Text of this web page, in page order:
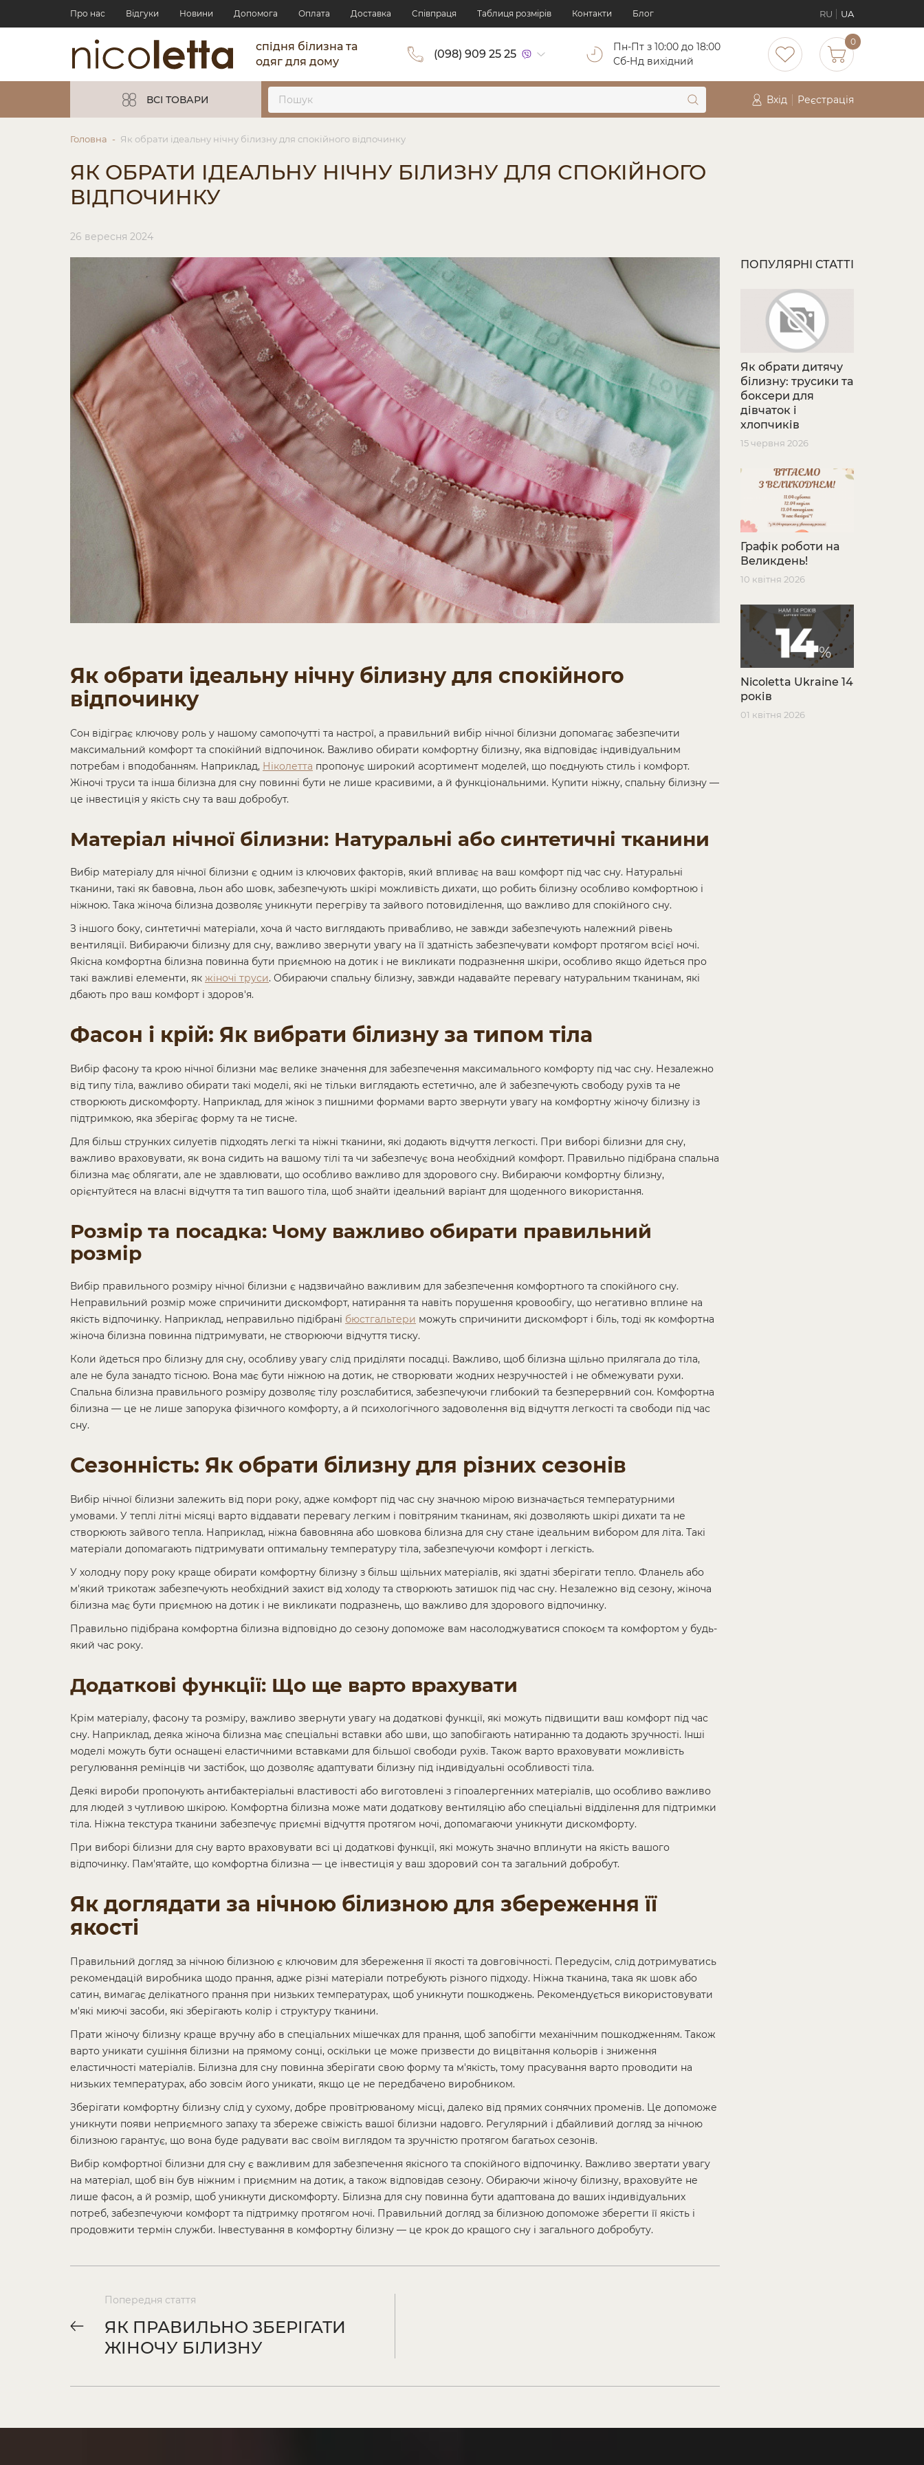
Про нас Відгуки Новини Допомога Оплата Доставка Cпівпраця Таблиця розмірів Контакти Блог RU UA
спідня білизна та
одяг для дому
(098) 909 25 25
Пн-Пт з 10:00 до 18:00
Cб-Нд вихідний
0
ВСІ ТОВАРИ Вхід Реєстрація
Головна Як обрати ідеальну нічну білизну для спокійного відпочинку
ЯК ОБРАТИ ІДЕАЛЬНУ НІЧНУ БІЛИЗНУ ДЛЯ СПОКІЙНОГО
ВІДПОЧИНКУ
26 вересня 2024
Як обрати ідеальну нічну білизну для спокійного
відпочинку
Сон відіграє ключову роль у нашому самопочутті та настрої, а правильний вибір нічної білизни допомагає забезпечити
максимальний комфорт та спокійний відпочинок. Важливо обирати комфортну білизну, яка відповідає індивідуальним
потребам і вподобанням. Наприклад, Ніколетта пропонує широкий асортимент моделей, що поєднують стиль і комфорт.
Жіночі труси та інша білизна для сну повинні бути не лише красивими, а й функціональними. Купити ніжну, спальну білизну —
це інвестиція у якість сну та ваш добробут.
Матеріал нічної білизни: Натуральні або синтетичні тканини
Вибір матеріалу для нічної білизни є одним із ключових факторів, який впливає на ваш комфорт під час сну. Натуральні
тканини, такі як бавовна, льон або шовк, забезпечують шкірі можливість дихати, що робить білизну особливо комфортною і
ніжною. Така жіноча білизна дозволяє уникнути перегріву та зайвого потовиділення, що важливо для спокійного сну.
З іншого боку, синтетичні матеріали, хоча й часто виглядають привабливо, не завжди забезпечують належний рівень
вентиляції. Вибираючи білизну для сну, важливо звернути увагу на її здатність забезпечувати комфорт протягом всієї ночі.
Якісна комфортна білизна повинна бути приємною на дотик і не викликати подразнення шкіри, особливо якщо йдеться про
такі важливі елементи, як жіночі труси. Обираючи спальну білизну, завжди надавайте перевагу натуральним тканинам, які
дбають про ваш комфорт і здоров'я.
Фасон і крій: Як вибрати білизну за типом тіла
Вибір фасону та крою нічної білизни має велике значення для забезпечення максимального комфорту під час сну. Незалежно
від типу тіла, важливо обирати такі моделі, які не тільки виглядають естетично, але й забезпечують свободу рухів та не
створюють дискомфорту. Наприклад, для жінок з пишними формами варто звернути увагу на комфортну жіночу білизну із
підтримкою, яка зберігає форму та не тисне.
Для більш струнких силуетів підходять легкі та ніжні тканини, які додають відчуття легкості. При виборі білизни для сну,
важливо враховувати, як вона сидить на вашому тілі та чи забезпечує вона необхідний комфорт. Правильно підібрана спальна
білизна має облягати, але не здавлювати, що особливо важливо для здорового сну. Вибираючи комфортну білизну,
орієнтуйтеся на власні відчуття та тип вашого тіла, щоб знайти ідеальний варіант для щоденного використання.
Розмір та посадка: Чому важливо обирати правильний
розмір
Вибір правильного розміру нічної білизни є надзвичайно важливим для забезпечення комфортного та спокійного сну.
Неправильний розмір може спричинити дискомфорт, натирання та навіть порушення кровообігу, що негативно вплине на
якість відпочинку. Наприклад, неправильно підібрані бюстгальтери можуть спричинити дискомфорт і біль, тоді як комфортна
жіноча білизна повинна підтримувати, не створюючи відчуття тиску.
Коли йдеться про білизну для сну, особливу увагу слід приділяти посадці. Важливо, щоб білизна щільно прилягала до тіла,
але не була занадто тісною. Вона має бути ніжною на дотик, не створювати жодних незручностей і не обмежувати рухи.
Спальна білизна правильного розміру дозволяє тілу розслабитися, забезпечуючи глибокий та безперервний сон. Комфортна
білизна — це не лише запорука фізичного комфорту, а й психологічного задоволення від відчуття легкості та свободи під час
сну.
Сезонність: Як обрати білизну для різних сезонів
Вибір нічної білизни залежить від пори року, адже комфорт під час сну значною мірою визначається температурними
умовами. У теплі літні місяці варто віддавати перевагу легким і повітряним тканинам, які дозволяють шкірі дихати та не
створюють зайвого тепла. Наприклад, ніжна бавовняна або шовкова білизна для сну стане ідеальним вибором для літа. Такі
матеріали допомагають підтримувати оптимальну температуру тіла, забезпечуючи комфорт і легкість.
У холодну пору року краще обирати комфортну білизну з більш щільних матеріалів, які здатні зберігати тепло. Фланель або
м'який трикотаж забезпечують необхідний захист від холоду та створюють затишок під час сну. Незалежно від сезону, жіноча
білизна має бути приємною на дотик і не викликати подразнень, що важливо для здорового відпочинку.
Правильно підібрана комфортна білизна відповідно до сезону допоможе вам насолоджуватися спокоєм та комфортом у будь-
який час року.
Додаткові функції: Що ще варто врахувати
Крім матеріалу, фасону та розміру, важливо звернути увагу на додаткові функції, які можуть підвищити ваш комфорт під час
сну. Наприклад, деяка жіноча білизна має спеціальні вставки або шви, що запобігають натиранню та додають зручності. Інші
моделі можуть бути оснащені еластичними вставками для більшої свободи рухів. Також варто враховувати можливість
регулювання ремінців чи застібок, що дозволяє адаптувати білизну під індивідуальні особливості тіла.
Деякі вироби пропонують антибактеріальні властивості або виготовлені з гіпоалергенних матеріалів, що особливо важливо
для людей з чутливою шкірою. Комфортна білизна може мати додаткову вентиляцію або спеціальні відділення для підтримки
тіла. Ніжна текстура тканини забезпечує приємні відчуття протягом ночі, допомагаючи уникнути дискомфорту.
При виборі білизни для сну варто враховувати всі ці додаткові функції, які можуть значно вплинути на якість вашого
відпочинку. Пам'ятайте, що комфортна білизна — це інвестиція у ваш здоровий сон та загальний добробут.
Як доглядати за нічною білизною для збереження її
якості
Правильний догляд за нічною білизною є ключовим для збереження її якості та довговічності. Передусім, слід дотримуватись
рекомендацій виробника щодо прання, адже різні матеріали потребують різного підходу. Ніжна тканина, така як шовк або
сатин, вимагає делікатного прання при низьких температурах, щоб уникнути пошкоджень. Рекомендується використовувати
м'які миючі засоби, які зберігають колір і структуру тканини.
Прати жіночу білизну краще вручну або в спеціальних мішечках для прання, щоб запобігти механічним пошкодженням. Також
варто уникати сушіння білизни на прямому сонці, оскільки це може призвести до вицвітання кольорів і зниження
еластичності матеріалів. Білизна для сну повинна зберігати свою форму та м'якість, тому прасування варто проводити на
низьких температурах, або зовсім його уникати, якщо це не передбачено виробником.
Зберігати комфортну білизну слід у сухому, добре провітрюваному місці, далеко від прямих сонячних променів. Це допоможе
уникнути появи неприємного запаху та збереже свіжість вашої білизни надовго. Регулярний і дбайливий догляд за нічною
білизною гарантує, що вона буде радувати вас своїм виглядом та зручністю протягом багатьох сезонів.
Вибір комфортної білизни для сну є важливим для забезпечення якісного та спокійного відпочинку. Важливо звертати увагу
на матеріал, щоб він був ніжним і приємним на дотик, а також відповідав сезону. Обираючи жіночу білизну, враховуйте не
лише фасон, а й розмір, щоб уникнути дискомфорту. Білизна для сну повинна бути адаптована до ваших індивідуальних
потреб, забезпечуючи комфорт та підтримку протягом ночі. Правильний догляд за білизною допоможе зберегти її якість і
продовжити термін служби. Інвестування в комфортну білизну — це крок до кращого сну і загального добробуту.
Попередня стаття
ЯК ПРАВИЛЬНО ЗБЕРІГАТИ
ЖІНОЧУ БІЛИЗНУ
ПОПУЛЯРНІ СТАТТІ
Як обрати дитячу
білизну: трусики та
боксери для
дівчаток і
хлопчиків
15 червня 2026
Графік роботи на
Великдень!
10 квітня 2026
Nicoletta Ukraine 14
років
01 квітня 2026